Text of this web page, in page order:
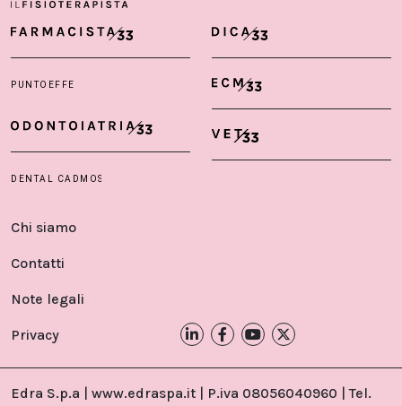
Chi siamo
Contatti
Note legali
Privacy
Edra S.p.a | www.edraspa.it | P.iva 08056040960 | Tel.